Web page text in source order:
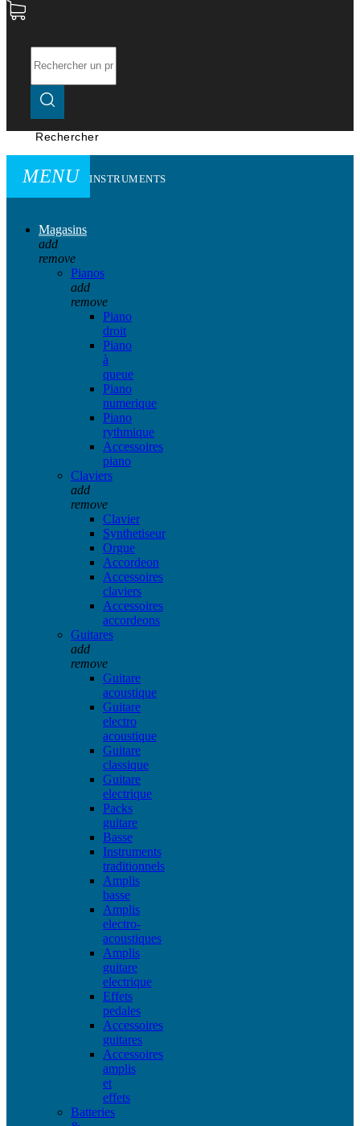
Rechercher
MENU INSTRUMENTS
Magasins
add
remove
Pianos
add
remove
Piano
droit
Piano
à
queue
Piano
numerique
Piano
rythmique
Accessoires
piano
Claviers
add
remove
Clavier
Synthetiseur
Orgue
Accordeon
Accessoires
claviers
Accessoires
accordeons
Guitares
add
remove
Guitare
acoustique
Guitare
electro
acoustique
Guitare
classique
Guitare
electrique
Packs
guitare
Basse
Instruments
traditionnels
Amplis
basse
Amplis
electro-
acoustiques
Amplis
guitare
electrique
Effets
pedales
Accessoires
guitares
Accessoires
amplis
et
effets
Batteries